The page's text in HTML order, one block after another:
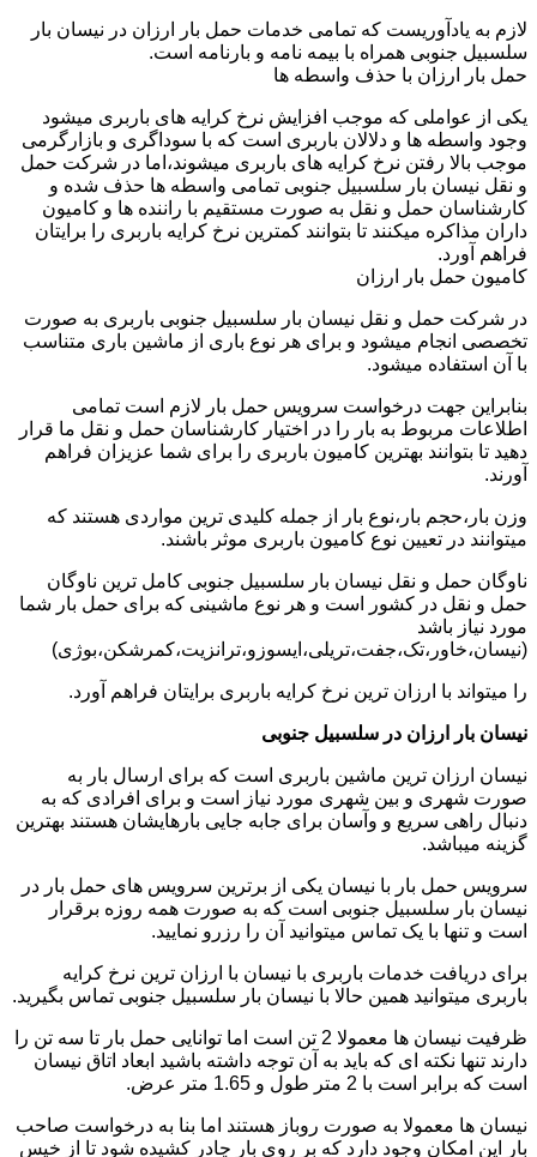
لازم به یادآوریست که تمامی خدمات حمل بار ارزان در نیسان بار
سلسبیل جنوبی همراه با بیمه نامه و بارنامه است.
حمل بار ارزان با حذف واسطه ها
یکی از عواملی که موجب افزایش نرخ کرایه های باربری میشود
وجود واسطه ها و دلالان باربری است که با سوداگری و بازارگرمی
موجب بالا رفتن نرخ کرایه های باربری میشوند،اما در شرکت حمل
و نقل نیسان بار سلسبیل جنوبی تمامی واسطه ها حذف شده و
کارشناسان حمل و نقل به صورت مستقیم با راننده ها و کامیون
داران مذاکره میکنند تا بتوانند کمترین نرخ کرایه باربری را برایتان
فراهم آورد.
کامیون حمل بار ارزان
در شرکت حمل و نقل نیسان بار سلسبیل جنوبی باربری به صورت
تخصصی انجام میشود و برای هر نوع باری از ماشین باری متناسب
با آن استفاده میشود.
بنابراین جهت درخواست سرویس حمل بار لازم است تمامی
اطلاعات مربوط به بار را در اختیار کارشناسان حمل و نقل ما قرار
دهید تا بتوانند بهترین کامیون باربری را برای شما عزیزان فراهم
آورند.
وزن بار،حجم بار،نوع بار از جمله کلیدی ترین مواردی هستند که
میتوانند در تعیین نوع کامیون باربری موثر باشند.
ناوگان حمل و نقل نیسان بار سلسبیل جنوبی کامل ترین ناوگان
حمل و نقل در کشور است و هر نوع ماشینی که برای حمل بار شما
مورد نیاز باشد
(نیسان،خاور،تک،جفت،تریلی،ایسوزو،ترانزیت،کمرشکن،بوژی)
را میتواند با ارزان ترین نرخ کرایه باربری برایتان فراهم آورد.
نیسان بار ارزان در سلسبیل جنوبی
نیسان ارزان ترین ماشین باربری است که برای ارسال بار به
صورت شهری و بین شهری مورد نیاز است و برای افرادی که به
دنبال راهی سریع و وآسان برای جابه جایی بارهایشان هستند بهترین
گزینه میباشد.
سرویس حمل بار با نیسان یکی از برترین سرویس های حمل بار در
نیسان بار سلسبیل جنوبی است که به صورت همه روزه برقرار
است و تنها با یک تماس میتوانید آن را رزرو نمایید.
برای دریافت خدمات باربری با نیسان با ارزان ترین نرخ کرایه
باربری میتوانید همین حالا با نیسان بار سلسبیل جنوبی تماس بگیرید.
ظرفیت نیسان ها معمولا 2 تن است اما توانایی حمل بار تا سه تن را
دارند تنها نکته ای که باید به آن توجه داشته باشید ابعاد اتاق نیسان
است که برابر است با 2 متر طول و 1.65 متر عرض.
نیسان ها معمولا به صورت روباز هستند اما بنا به درخواست صاحب
بار این امکان وجود دارد که بر روی بار چادر کشیده شود تا از خیس